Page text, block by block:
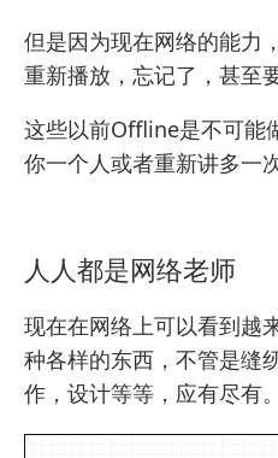
但是因为现在网络的能力
重新播放，忘记了，甚至
这些以前Offline是不可能
你一个人或者重新讲多一
人人都是网络老师
现在在网络上可以看到越
种各样的东西，不管是缝
作 ，设计等等，应有尽有。